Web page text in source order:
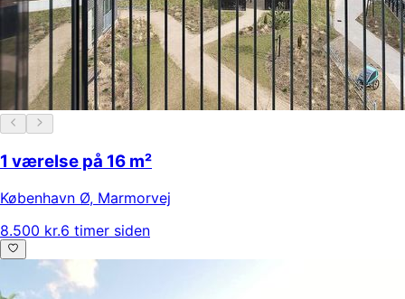
1 værelse på 16 m²
København Ø, Marmorvej
8.500 kr.6 timer siden